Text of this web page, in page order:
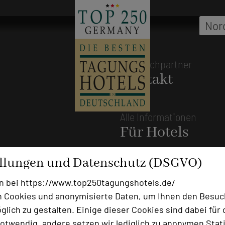
und Datenschutz (DSGVO)
bei https://www.top250tagungshotels.de/
und anonymisierte Daten, um Ihnen den
zu gestalten. Einige dieser Cookies sind dabei für
Ansprechpartner
Kontakt
Alle Informationen
Für Hotels
Top 250 Germany Inside
MICE Start
Login